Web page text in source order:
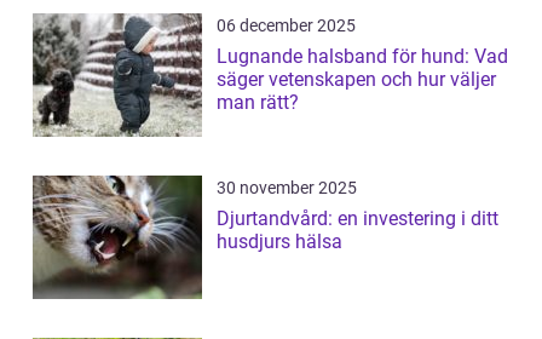
06 december 2025
Lugnande halsband för hund: Vad
säger vetenskapen och hur väljer
man rätt?
30 november 2025
Djurtandvård: en investering i ditt
husdjurs hälsa